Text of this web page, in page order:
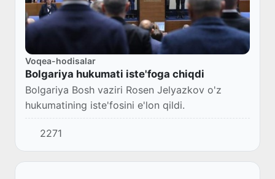
Voqea-hodisalar
Bolgariya hukumati iste'foga chiqdi
Bolgariya Bosh vaziri Rosen Jelyazkov o'z
hukumatining iste'fosini e'lon qildi.
2271